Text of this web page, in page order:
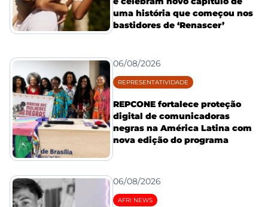
uma história que começou nos
bastidores de ‘Renascer’
06/08/2026
REPRESENTATIVIDADE
REPCONE fortalece proteção
digital de comunicadoras
negras na América Latina com
nova edição do programa
06/08/2026
AFRI NEWS